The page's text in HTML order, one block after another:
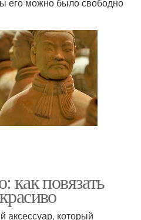
как повязать
который